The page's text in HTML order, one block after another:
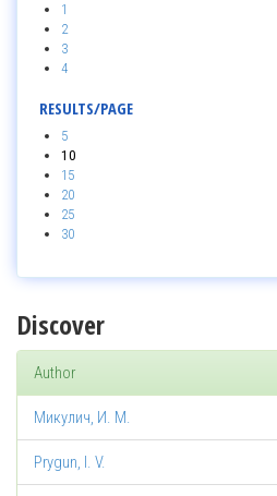
1
2
3
4
RESULTS/PAGE
5
10
15
20
25
30
Discover
Author
Микулич, И. М.
Prygun, I. V.